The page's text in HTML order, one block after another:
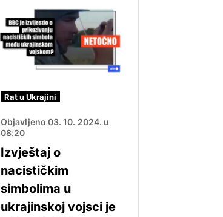
Rat u Ukrajini
Objavljeno 03. 10. 2024. u
08:20
Izvještaj o
nacističkim
simbolima u
ukrajinskoj vojsci je